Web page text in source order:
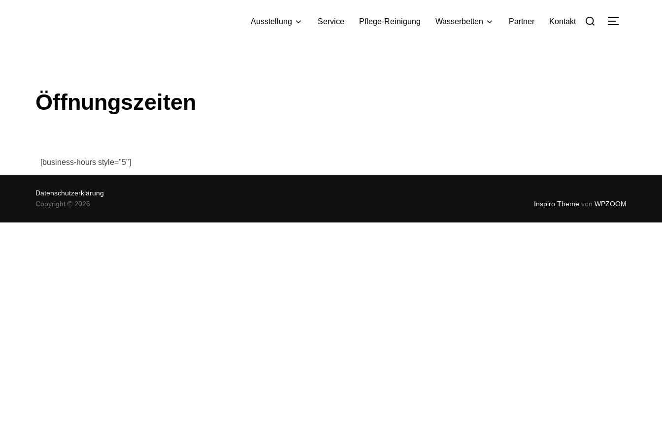
Ausstellung Service Pflege-Reinigung Wasserbetten Partner Kontakt
Öffnungszeiten
[business-hours style="5"]
Datenschutzerklärung
Copyright © 2026
Inspiro Theme von WPZOOM